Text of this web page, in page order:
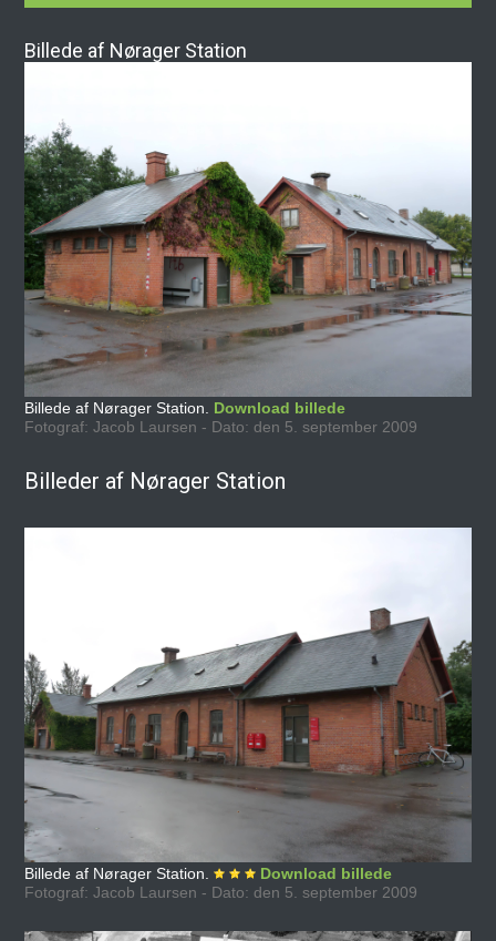
Billede af Nørager Station
Billede af Nørager Station. Download billede
Fotograf: Jacob Laursen - Dato: den 5. september 2009
Billeder af Nørager Station
Billede af Nørager Station.
Download billede
Fotograf: Jacob Laursen - Dato: den 5. september 2009